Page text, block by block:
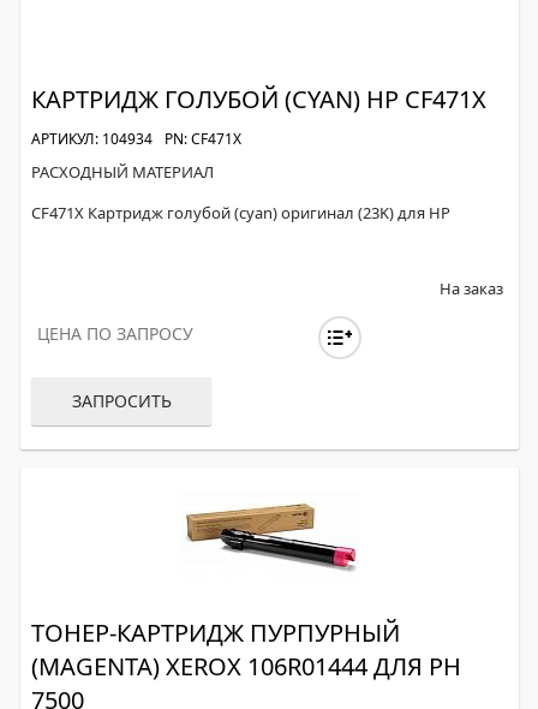
КАРТРИДЖ ГОЛУБОЙ (CYAN) HP CF471X
АРТИКУЛ: 104934 PN: CF471X
РАСХОДНЫЙ МАТЕРИАЛ
CF471X Картридж голубой (cyan) оригинал (23K) для HP
На заказ
ЦЕНА ПО ЗАПРОСУ
ЗАПРОСИТЬ
ТОНЕР-КАРТРИДЖ ПУРПУРНЫЙ
(MAGENTA) XEROX 106R01444 ДЛЯ PH
7500